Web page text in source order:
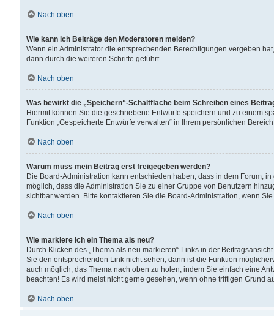
Nach oben
Wie kann ich Beiträge den Moderatoren melden?
Wenn ein Administrator die entsprechenden Berechtigungen vergeben
dann durch die weiteren Schritte geführt.
Nach oben
Was bewirkt die „Speichern“-Schaltfläche beim Schreiben eines
Hiermit können Sie die geschriebene Entwürfe speichern und zu einem
Funktion „Gespeicherte Entwürfe verwalten“ in Ihrem persönlichen
Nach oben
Warum muss mein Beitrag erst freigegeben werden?
Die Board-Administration kann entschieden haben, dass in dem Forum,
möglich, dass die Administration Sie zu einer Gruppe von Benutzern
sichtbar werden. Bitte kontaktieren Sie die Board-Administration, wenn
Nach oben
Wie markiere ich ein Thema als neu?
Durch Klicken des „Thema als neu markieren“-Links in der
Sie den entsprechenden Link nicht sehen, dann ist die Funktion
auch möglich, das Thema nach oben zu holen, indem Sie einfach eine
beachten! Es wird meist nicht gerne gesehen, wenn ohne triftigen Grund
Nach oben